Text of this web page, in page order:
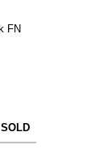
FN
SOLD